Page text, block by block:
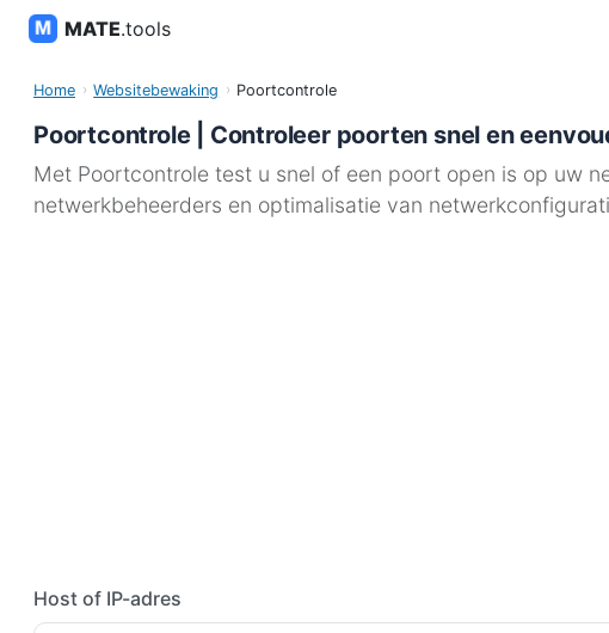
MATE.tools
Home Websitebewaking Poortcontrole
Poortcontrole | Controleer poorten snel en
Met Poortcontrole test u snel of een poort open is op uw
netwerkbeheerders en optimalisatie van
Host of IP-adres